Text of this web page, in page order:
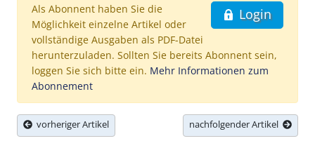
Login
Als Abonnent haben Sie die
Möglichkeit einzelne Artikel oder
vollständige Ausgaben als PDF-Datei
herunterzuladen. Sollten Sie bereits Abonnent sein,
loggen Sie sich bitte ein. Mehr Informationen zum
Abonnement
vorheriger Artikel nachfolgender Artikel